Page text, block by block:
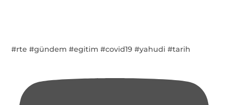
#rte #gündem #egitim #covid19 #yahudi #tarih